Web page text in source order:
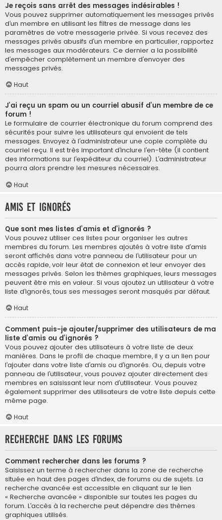
Je reçois sans arrêt des messages indésirables !
Vous pouvez supprimer automatiquement les messages privés
d’un membre en utilisant les filtres de message dans les
paramètres de votre messagerie privée. Si vous recevez des
messages privés abusifs d’un membre en particulier, rapportez
les messages aux modérateurs. Ce dernier a la possibilité
d’empêcher complètement un membre d’envoyer des
messages privés.
Haut
J’ai reçu un spam ou un courriel abusif d’un membre de ce
forum !
Le formulaire de courrier électronique du forum comprend des
sécurités pour suivre les utilisateurs qui envoient de tels
messages. Envoyez à l’administrateur une copie complète du
courriel reçu. Il est très important d’inclure l’en-tête (il contient
des informations sur l’expéditeur du courriel). L’administrateur
pourra alors prendre les mesures nécessaires.
Haut
Amis et ignorés
Que sont mes listes d’amis et d’ignorés ?
Vous pouvez utiliser ces listes pour organiser les autres
membres du forum. Les membres ajoutés à votre liste d’amis
seront affichés dans votre panneau de l’utilisateur pour un
accès rapide, voir leur état de connexion et leur envoyer des
messages privés. Selon les thèmes graphiques, leurs messages
peuvent être mis en valeur. Si vous ajoutez un utilisateur à votre
liste d’ignorés, tous ses messages seront masqués par défaut.
Haut
Comment puis-je ajouter/supprimer des utilisateurs de ma
liste d’amis ou d’ignorés ?
Vous pouvez ajouter des utilisateurs à votre liste de deux
manières. Dans le profil de chaque membre, il y a un lien pour
l’ajouter dans votre liste d’amis ou d’ignorés. Ou, depuis votre
panneau de l’utilisateur, vous pouvez ajouter directement des
membres en saisissant leur nom d’utilisateur. Vous pouvez
également supprimer des utilisateurs de votre liste depuis cette
même page.
Haut
Recherche dans les forums
Comment rechercher dans les forums ?
Saisissez un terme à rechercher dans la zone de recherche
située en haut des pages d’index, de forums ou de sujets. La
recherche avancée est accessible en cliquant sur le lien
« Recherche avancée » disponible sur toutes les pages du
forum. L’accès à la recherche peut dépendre des thèmes
graphiques utilisés.